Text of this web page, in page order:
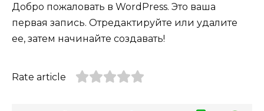
Добро пожаловать в WordPress. Это ваша
первая запись. Отредактируйте или удалите
ее, затем начинайте создавать!
Rate article